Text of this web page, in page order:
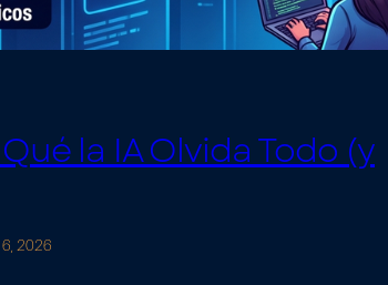
la IA Olvida Todo (y
2026